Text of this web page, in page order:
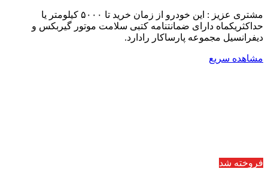
مشتری عزیز : این خودرو از زمان خرید تا ۵۰۰۰ کیلومتر یا
حداکثریکماه دارای ضمانتنامه کتبی سلامت موتور گیربکس و
دیفرانسیل مجموعه پارساکار رادارد.
مشاهده سریع
فروخته شد